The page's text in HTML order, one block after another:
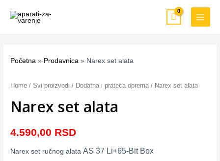
MAIN
Početna » Prodavnica » Narex set alata
Home / Svi proizvodi / Dodatna i prateća oprema / Narex set alata
Narex set alata
4.590,00 RSD
Narex set ručnog alataAS 37 Li+65-Bit Box
set
quantity